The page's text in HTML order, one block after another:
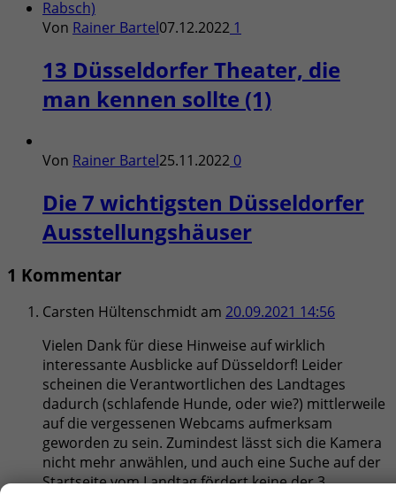
Von Rainer Bartel07.12.2022 1
13 Düsseldorfer Theater, die
man kennen sollte (1)
Von Rainer Bartel25.11.2022 0
Die 7 wichtigsten Düsseldorfer
Ausstellungshäuser
1 Kommentar
Carsten Hültenschmidtam 20.09.2021 14:56
Vielen Dank für diese Hinweise auf wirklich
interessante Ausblicke auf Düsseldorf! Leider
scheinen die Verantwortlichen des Landtages
dadurch (schlafende Hunde, oder wie?) mittlerweile
auf die vergessenen Webcams aufmerksam
geworden zu sein. Zumindest lässt sich die Kamera
nicht mehr anwählen, und auch eine Suche auf der
Startseite vom Landtag fördert keine der 3